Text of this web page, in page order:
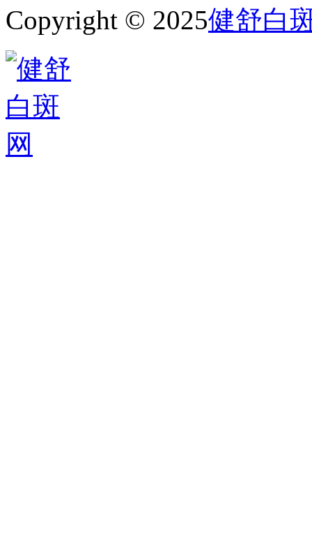
Copyright © 2025健舒白